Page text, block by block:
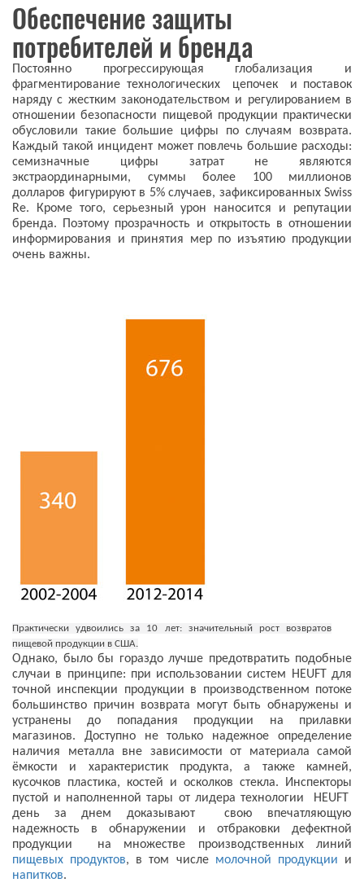
Обеспечение защиты
потребителей и бренда
Постоянно прогрессирующая глобализация и
фрагментирование технологических цепочек и поставок
наряду с жестким законодательством и регулированием в
отношении безопасности пищевой продукции практически
обусловили такие большие цифры по случаям возврата.
Каждый такой инцидент может повлечь большие расходы:
семизначные цифры затрат не являются
экстраординарными, суммы более 100 миллионов
долларов фигурируют в 5% случаев, зафиксированных Swiss
Re. Кроме того, серьезный урон наносится и репутации
бренда. Поэтому прозрачность и открытость в отношении
информирования и принятия мер по изъятию продукции
очень важны.
Практически удвоились за 10 лет: значительный рост возвратов
пищевой продукции в США.
Однако, было бы гораздо лучше предотвратить подобные
случаи в принципе: при использовании систем HEUFT для
точной инспекции продукции в производственном потоке
большинство причин возврата могут быть обнаружены и
устранены до попадания продукции на прилавки
магазинов. Доступно не только надежное определение
наличия металла вне зависимости от материала самой
ёмкости и характеристик продукта, а также камней,
кусочков пластика, костей и осколков стекла. Инспекторы
пустой и наполненной тары от лидера технологии HEUFT
день за днем доказывают свою впечатляющую
надежность в обнаружении и отбраковки дефектной
продукции на множестве производственных линий
пищевых продуктов, в том числе молочной продукции и
напитков.